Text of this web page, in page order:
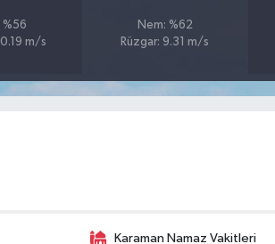
%56
m/s
Nem: %62
Rüzgar: 9.31 m/s
Karaman Namaz Vakitleri